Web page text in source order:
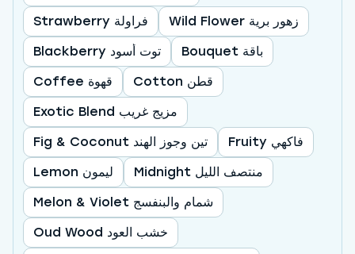
Strawberry فراولة
Wild Flower زهور برية
Blackberry توت أسود
Bouquet باقة
Coffee قهوة
Cotton قطن
Exotic Blend مزيج غريب
Fig & Coconut تين وجوز الهند
Fruity فاكهي
Lemon ليمون
Midnight منتصف الليل
Melon & Violet شمام والبنفسج
Oud Wood خشب العود